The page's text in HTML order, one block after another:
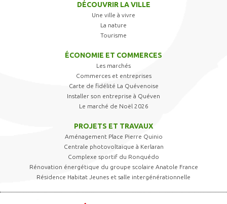
DÉCOUVRIR LA VILLE
Une ville à vivre
La nature
Tourisme
ÉCONOMIE ET COMMERCES
Les marchés
Commerces et entreprises
Carte de fidélité La Quévenoise
Installer son entreprise à Quéven
Le marché de Noël 2026
PROJETS ET TRAVAUX
Aménagement Place Pierre Quinio
Centrale photovoltaïque à Kerlaran
Complexe sportif du Ronquédo
Rénovation énergétique du groupe scolaire Anatole France
Résidence Habitat Jeunes et salle intergénérationnelle